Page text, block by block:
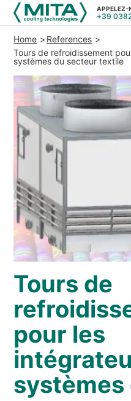
REFERENCES
NOUVELLES ET
QUI SOMMES-NOUS
DÉVELOPPEMENT
ARTICLES TECHNIQUES
AIRE RÉSERVÉE
APPELEZ-
+39
PRODUITS
APPLICATIONS
CONSEIL ET SERVICES
SERVICE
RESSOURCES
CONTACTS
APPELEZ-NOUS: +39 0382 67599
Home
References
Tours de refroidissement
systèmes du secteur textile
Tours de
pour les
systèmes